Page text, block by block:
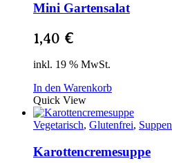
Mini Gartensalat
1,40 €
inkl. 19 % MwSt.
In den Warenkorb
Quick View
Vegetarisch, Glutenfrei, Suppen
Karottencremesuppe